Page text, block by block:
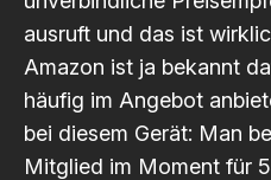
ausruft und das ist
Amazon ist ja bekannt
häufig im Angebot
bei diesem Gerät: Man
Mitglied im Moment für